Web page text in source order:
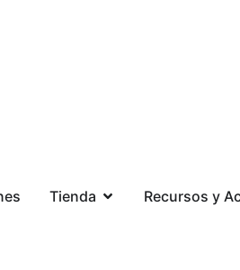
Tienda Recursos y